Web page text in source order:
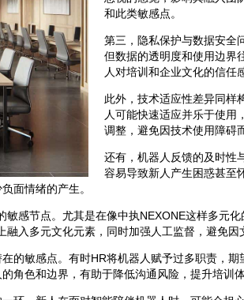
和此类敏感点。
第三，隐私保护与数据安全
但数据的透明度和使用边界
人对培训和企业文化的信任
此外，技术适应性差异同样
人可能快速适应并乐于使用
调整，避免因技术使用障碍
还有，机器人反馈的及时性
容易导致新人产生困惑甚至
面情绪的产生。
感节点。尤其是在像中执NEXONE这样多元
入多元文化元素，同时加强人工监督，避免因
的敏感点。有时HR将机器人赋予过多职责，
角色和边界，有助于降低沟通风险，提升培训体